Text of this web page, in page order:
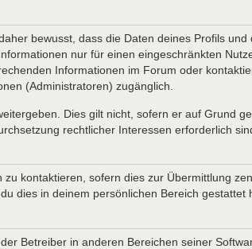
bewusst, dass die Daten deines Profils
nur für einen eingeschränkten
Informationen im Forum oder
(Administratoren) zugänglich.
Dies gilt nicht, sofern er auf Grund
rechtlicher Interessen erforderlich
kontaktieren, sofern dies zur Übermittlung
dies in deinem persönlichen Bereich gestattet
Betreiber in anderen Bereichen seiner